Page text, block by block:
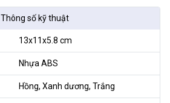
Thông số kỹ thuật
13x11x5.8 cm
Nhựa ABS
Hồng, Xanh dương, Trắng